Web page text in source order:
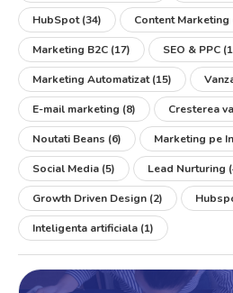
HubSpot(34) Content Marketing
Marketing B2C (17) SEO & PPC
Marketing Automatizat(15)
E-mail marketing (8) Cresterea
Noutati Beans (6) Marketing pe
Social Media (5) Lead Nurturing
Growth Driven Design (2)
Inteligenta artificiala (1)